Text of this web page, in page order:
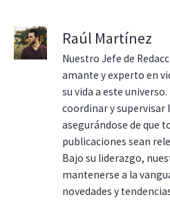
Raúl Martínez
Nuestro Jefe de
amante y experto en
su vida a este
coordinar y supervisar
asegurándose de que
publicaciones sean
Bajo su liderazgo,
mantenerse a la
novedades y